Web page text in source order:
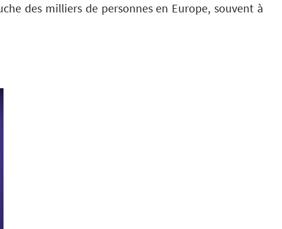
des milliers de personnes en Europe, souvent à